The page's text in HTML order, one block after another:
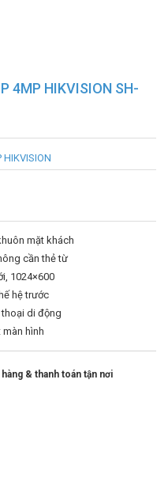
4MP HIKVISION SH-
mặt khách
cần thẻ từ
1024×600
hệ trước
di động
hình
& thanh toán tận nơi